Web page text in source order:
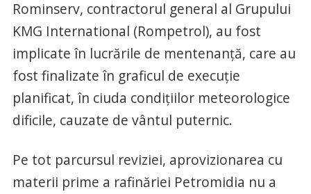
Rominserv, contractorul general al Grupului
KMG International (Rompetrol), au fost
implicate în lucrările de mentenanță, care au
fost finalizate în graficul de execuție
planificat, în ciuda condițiilor meteorologice
dificile, cauzate de vântul puternic.
Pe tot parcursul reviziei, aprovizionarea cu
materii prime a rafinăriei Petromidia nu a